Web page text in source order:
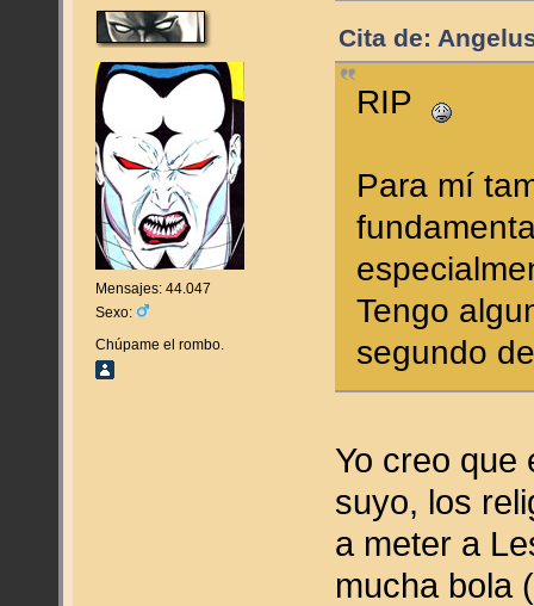
Mensajes: 44.047
Sexo:
Chúpame el rombo.
Cita de:
RIP
Para mí
Tengo
segundo
Yo creo que
suyo, los
a meter a
mucha bola